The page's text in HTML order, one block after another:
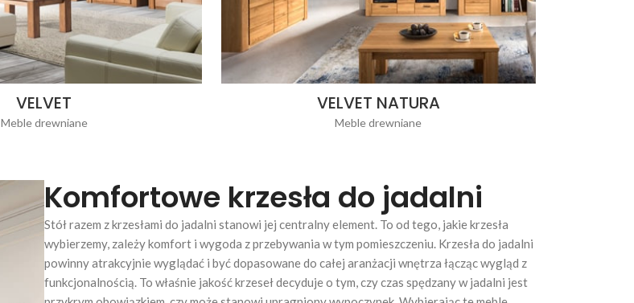
VELVET
Meble drewniane
VELVET NATURA
Meble drewniane
Komfortowe krzesła do jadalni
Stół razem z krzesłami do jadalni stanowi jej centralny element. To od tego, jakie krzesła
wybierzemy, zależy komfort i wygoda z przebywania w tym pomieszczeniu. Krzesła do jadalni
powinny atrakcyjnie wyglądać i być dopasowane do całej aranżacji wnętrza łącząc wygląd z
funkcjonalnością. To właśnie jakość krzeseł decyduje o tym, czy czas spędzany w jadalni jest